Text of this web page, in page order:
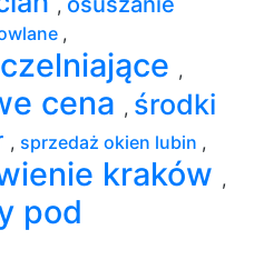
,
,
,
cena , środki
, sprzedaż okien lubin ,
kraków ,
pod